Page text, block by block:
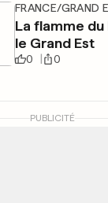
FRANCE/GRAND
La flamme du
le Grand Est
0 0
PUBLICITÉ